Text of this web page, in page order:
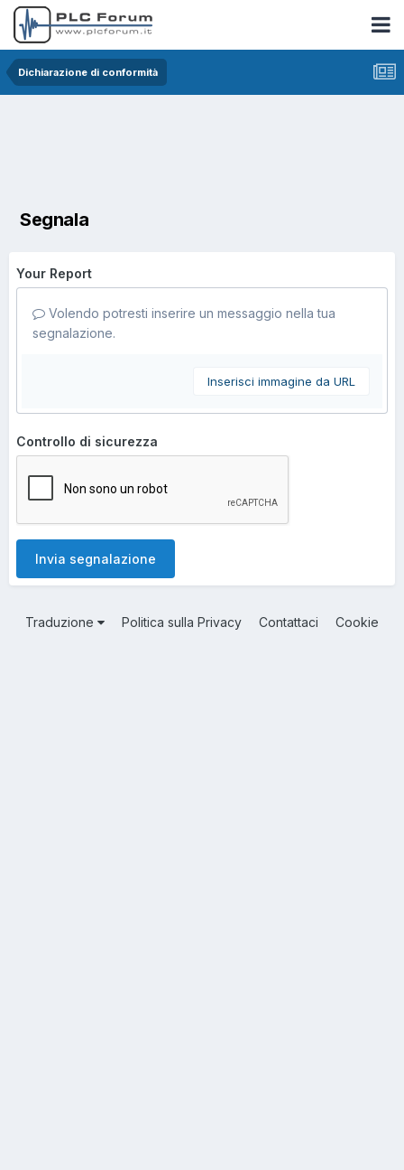
Dichiarazione di conformità
Segnala
Your Report
Volendo potresti inserire un messaggio nella tua
segnalazione.
Inserisci immagine da URL
Controllo di sicurezza
Invia segnalazione
Traduzione Politica sulla Privacy Contattaci Cookie